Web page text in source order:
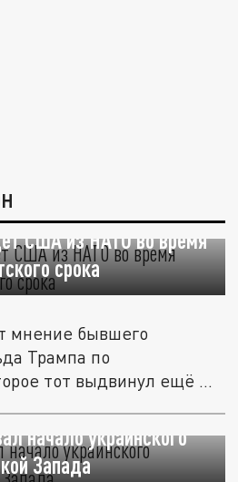
США из НАТО во время
срока
мнение бывшего
Трампа по
тот выдвинул ещё в
начало украинского
Запада